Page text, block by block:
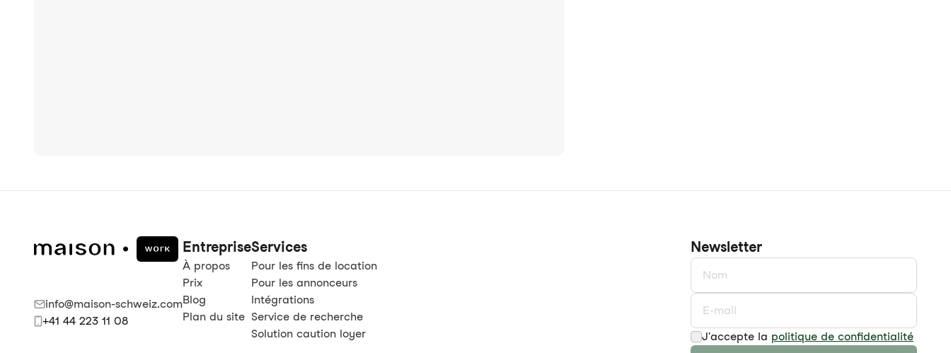
info@maison-schweiz.com
+41 44 223 11 08
Entreprise
À propos
Prix
Blog
Plan du site
Services
Pour les fins de location
Pour les annonceurs
Intégrations
Service de recherche
Solution caution loyer
Newsletter
J'accepte la politique de confidentialité